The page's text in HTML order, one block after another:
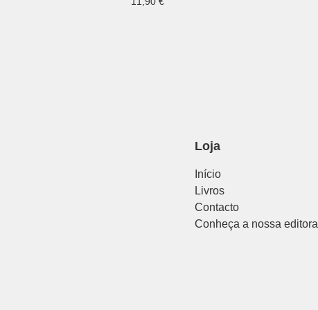
Loja
Início
Livros
Contacto
Conheça a nossa editora